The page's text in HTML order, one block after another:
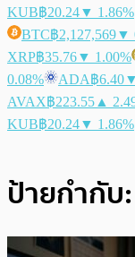
KUB฿20.24▼ 1.86%
BTC฿2,127,569▼
XRP฿35.76▼ 1.00%
0.08%
ADA฿6.40
AVAX฿223.55 ▲
KUB฿20.24▼ 1.86%
ป้ายกำกับ: